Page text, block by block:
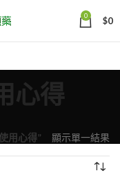
0 $0
心得
用心得” 顯示單一結果